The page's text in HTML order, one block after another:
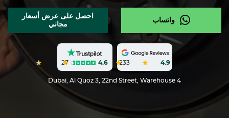
واتساب
احصل على عرض أسعار
مجاني
4.9
233
4.6
27
Dubai, Al Quoz 3, 22nd Street, Warehouse 4